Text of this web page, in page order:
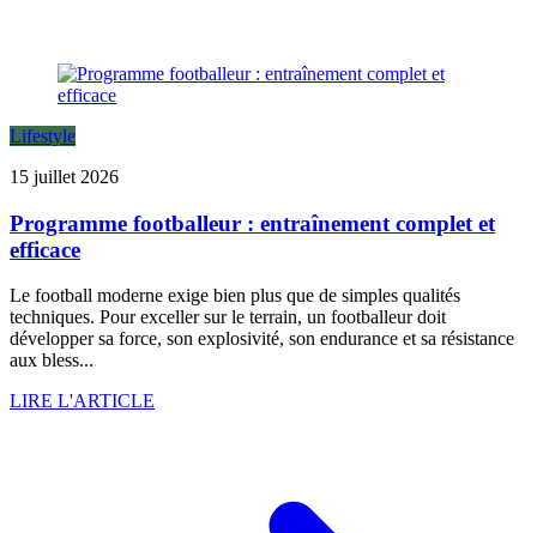
Lifestyle
15 juillet 2026
Programme footballeur : entraînement complet et
efficace
Le football moderne exige bien plus que de simples qualités
techniques. Pour exceller sur le terrain, un footballeur doit
développer sa force, son explosivité, son endurance et sa résistance
aux bless...
LIRE L'ARTICLE